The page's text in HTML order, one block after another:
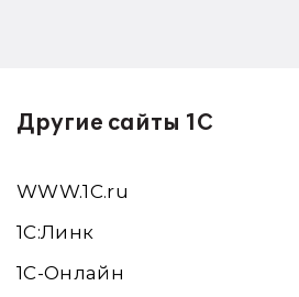
Другие сайты 1С
WWW.1С.ru
1С:Линк
1С-Онлайн